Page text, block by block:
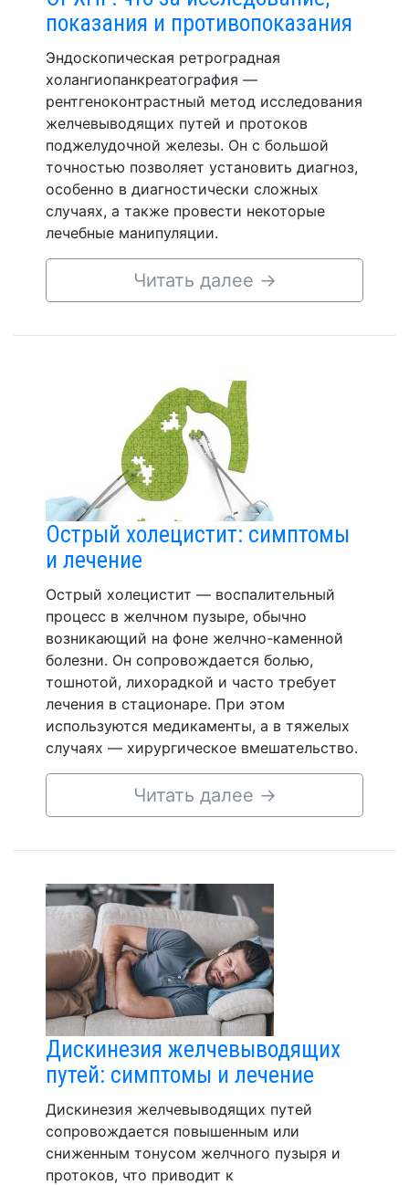
показания и противопоказания
Эндоскопическая ретроградная
холангиопанкреатография —
рентгеноконтрастный метод исследования
желчевыводящих путей и протоков
поджелудочной железы. Он с большой
точностью позволяет установить диагноз,
особенно в диагностически сложных
случаях, а также провести некоторые
лечебные манипуляции.
Читать далее →
Острый холецистит: симптомы
и лечение
Острый холецистит — воспалительный
процесс в желчном пузыре, обычно
возникающий на фоне желчно-каменной
болезни. Он сопровождается болью,
тошнотой, лихорадкой и часто требует
лечения в стационаре. При этом
используются медикаменты, а в тяжелых
случаях — хирургическое вмешательство.
Читать далее →
Дискинезия желчевыводящих
путей: симптомы и лечение
Дискинезия желчевыводящих путей
сопровождается повышенным или
сниженным тонусом желчного пузыря и
протоков, что приводит к